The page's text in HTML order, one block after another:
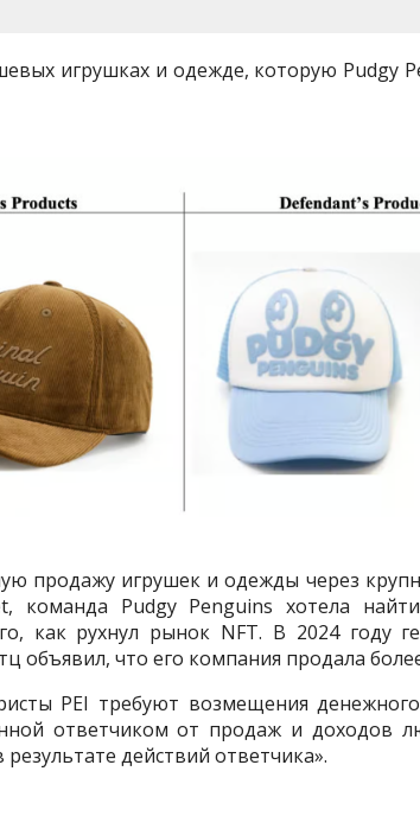
игрушках и одежде, которую Pudgy
продажу игрушек и одежды через
команда Pudgy Penguins хотела
как рухнул рынок NFT. В 2024 году
объявил, что его компания продала
PEI требуют возмещения
ответчиком от продаж и доходов
результате действий ответчика».